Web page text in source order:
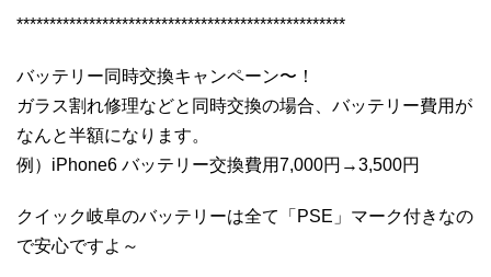
**************************************************
バッテリー同時交換キャンペーン〜！
ガラス割れ修理などと同時交換の場合、バッテリー費用が
なんと半額になります。
例）iPhone6 バッテリー交換費用7,000円→3,500円
クイック岐阜のバッテリーは全て「PSE」マーク付きなの
で安心ですよ～